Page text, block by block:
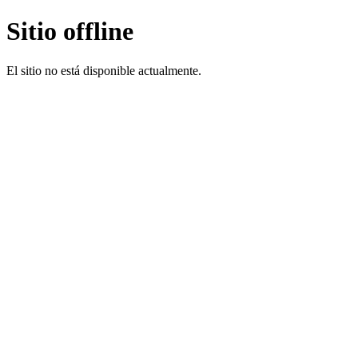
Sitio offline
El sitio no está disponible actualmente.